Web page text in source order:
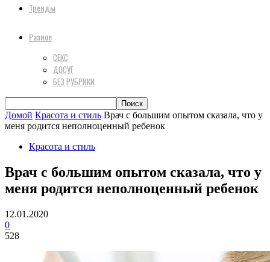
Тренды
Разное
СЕКС
ДОСУГ
БЕЗ РУБРИКИ
Домой Красота и стиль Врач с большим опытом сказала, что у
меня родится неполноценный ребенок
Красота и стиль
Врач с большим опытом сказала, что у
меня родится неполноценный ребенок
12.01.2020
0
528